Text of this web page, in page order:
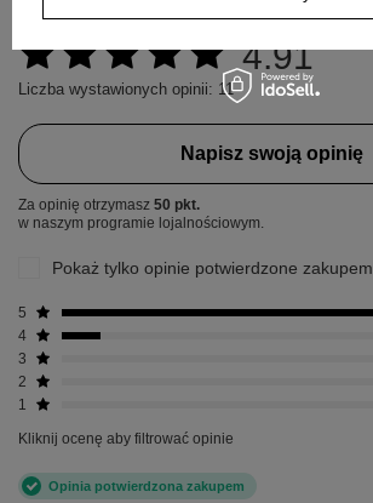
4.91
Liczba wystawionych opinii: 11
Napisz swoją opinię
Za opinię otrzymasz 50 pkt.
w naszym programie lojalnościowym.
Pokaż tylko opinie potwierdzone zakupem
5
4
3
2
1
Kliknij ocenę aby filtrować opinie
Opinia potwierdzona zakupem